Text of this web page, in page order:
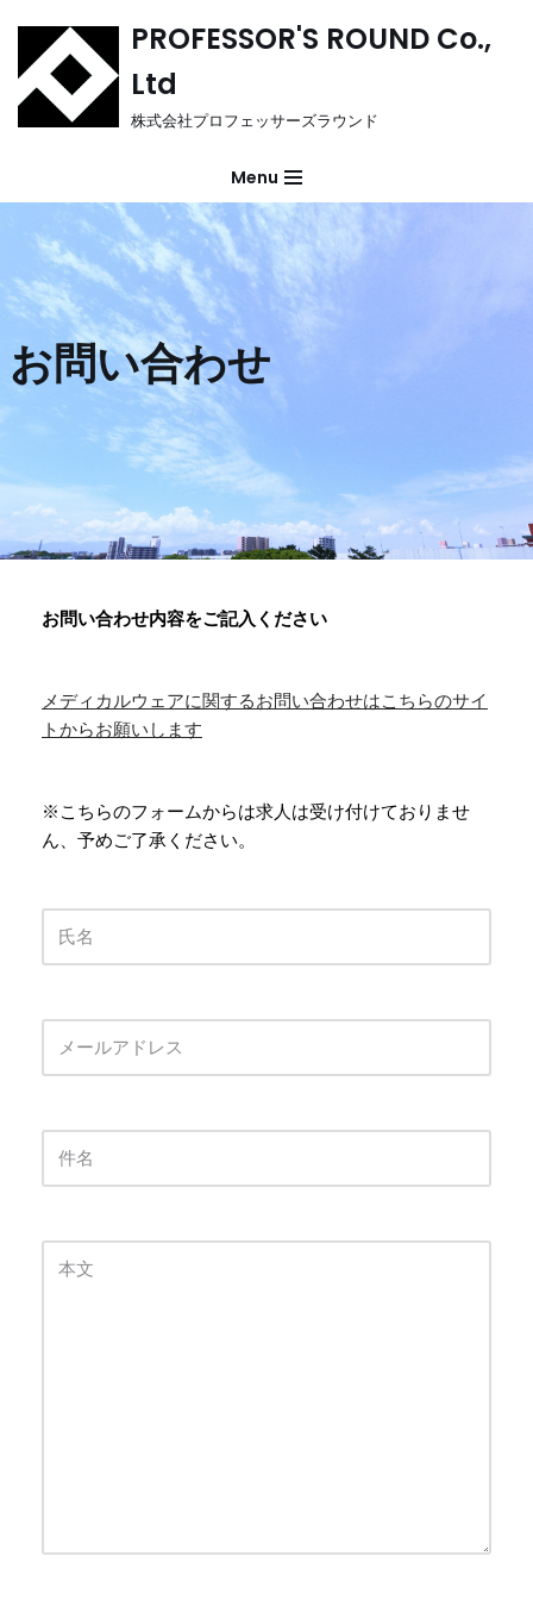
コ
ン
へ
ッ
プ
PROFESSOR'S ROUND Co.,
Ltd
株式会社プロフェッサーズラウンド
Menu
お問い合わせ
お問い合わせ内容をご記入ください
メディカルウェアに関するお問い合わせはこちらのサイ
トからお願いします
※こちらのフォームからは求人は受け付けておりませ
ん、予めご了承ください。